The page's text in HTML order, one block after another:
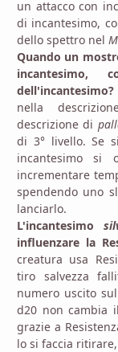
un attacco con
di incantesimo,
dello spettro nel
Quando un
incantesimo,
dell'incantesimo?
nella
descrizione di
di 3° livello. Se
incantesimo si
incrementare
spendendo uno
lanciarlo.
L'incantesimo
influenzare la
creatura usa
tiro salvezza
numero uscito
d20 non cambia
grazie a
lo si faccia